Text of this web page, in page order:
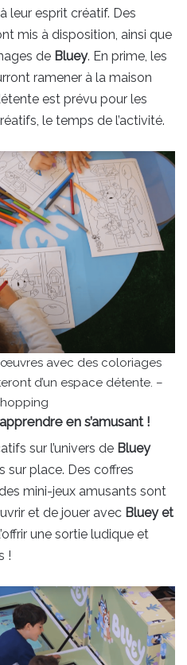
leur esprit créatif. Des
mis à disposition, ainsi que
de Bluey. En prime, les
ramener à la maison
est prévu pour les
le temps de l’activité.
avec des coloriages
d’un espace détente. –
en s’amusant !
sur l’univers de Bluey
sur place. Des coffres
mini-jeux amusants sont
et de jouer avec Bluey et
une sortie ludique et
!